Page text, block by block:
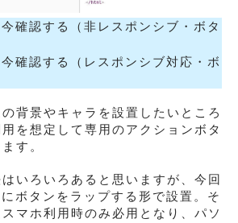
今確認する（非レスポンシブ・ボタ
今確認する（レスポンシブ対応・ボ
背景やキャラを設置したいところ
を想定して専用のアクションボタ
す。
いろいろあると思いますが、今回
ボタンをラップする形で設置。そ
マホ利用時のみ必用となり、パソ